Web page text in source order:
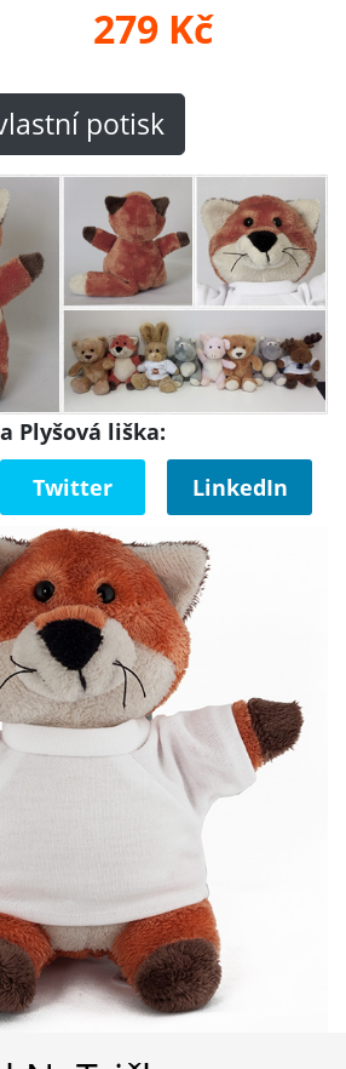
279 Kč
potisk
Plyšová liška:
Twitter LinkedIn